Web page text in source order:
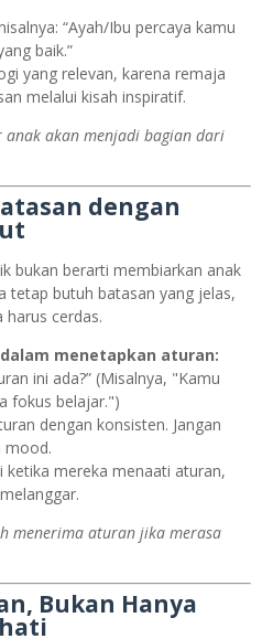
“Ayah/Ibu percaya kamu
baik.”
yang relevan, karena remaja
melalui kisah inspiratif.
anak akan menjadi bagian dari
dengan
bukan berarti membiarkan anak
tetap butuh batasan yang jelas,
cerdas.
dalam menetapkan aturan:
ini ada?” (Misalnya, "Kamu
fokus belajar.")
dengan konsisten. Jangan
mood.
ketika mereka menaati aturan,
menerima aturan jika merasa
Bukan Hanya